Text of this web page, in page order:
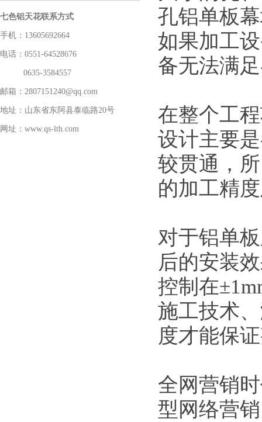
七色铝天花联系方式
手机：13605692664
电话：0551-64528676
0635-3584557
邮箱：2807151240@qq.com
地址：山东省东阿县泰临路20号
网址：www.qs-lth.com
孔铝单板
如果加工
备无法满
在整个工
设计主要
较贯通，
的加工精
对于铝单
后的安装
控制在
施工技术
度才能保
全网营销
型网络营